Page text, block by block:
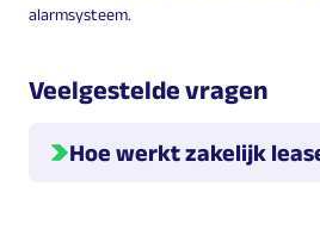
alarmsysteem.
Veelgestelde vragen
Hoe werkt zakelijk